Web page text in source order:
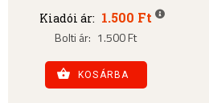
Kiadói ár: 1.500 Ft
Bolti ár: 1.500 Ft
KOSÁRBA